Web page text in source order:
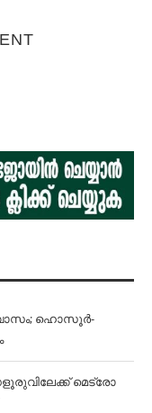
ഹൊസൂര്‍-
മെട്രോ